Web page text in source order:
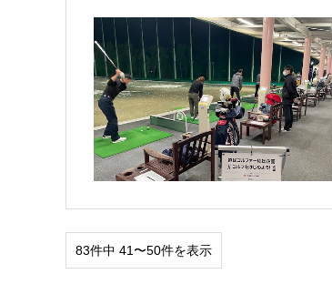
83件中 41〜50件を表示